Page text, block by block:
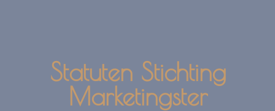
Statuten Stichting
Marketingster